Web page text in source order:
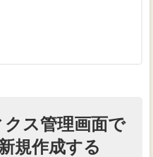
ス管理画面で
規作成する